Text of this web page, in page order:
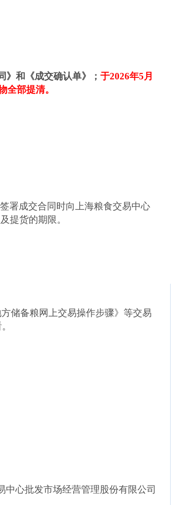
》和 《成交确认单》；于2026年5月
全部提清。
署成交合同时向上海粮食交易中心
提货的期限。
方储备粮网上交易操作步骤》等交易
中心批发市场经营管理股份有限公司